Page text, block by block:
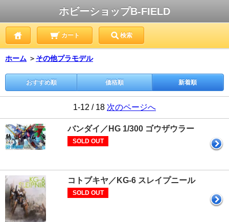
ホビーショップB-FIELD
カート 検索
ホーム ＞ その他プラモデル
おすすめ順 価格順 新着順
1-12 / 18 次のページへ
バンダイ／HG 1/300 ゴウザウラー
SOLD OUT
コトブキヤ／KG-6 スレイプニール
SOLD OUT